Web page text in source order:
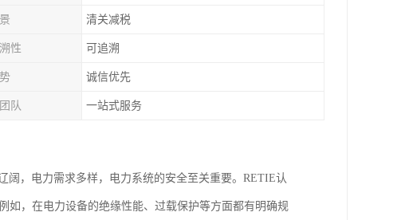
清关减税
性 可追溯
诚信优先
队 一站式服务
，电力需求多样，电力系统的安全至关重要。RETIE认
如，在电力设备的绝缘性能、过载保护等方面都有明确规